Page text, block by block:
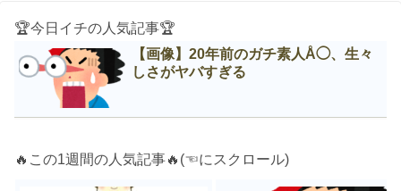
🏆今日イチの人気記事🏆
【画像】20年前のガチ素人Å◯、生々
しさがヤバすぎる
🔥この1週間の人気記事🔥(☜にスクロール)